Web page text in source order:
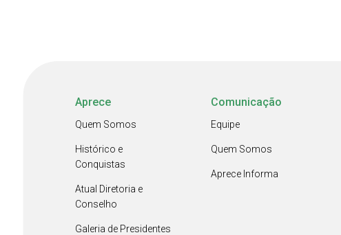
Aprece
Quem Somos
Histórico e
Conquistas
Atual Diretoria e
Conselho
Galeria de Presidentes
Comunicação
Equipe
Quem Somos
Aprece Informa